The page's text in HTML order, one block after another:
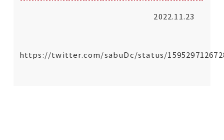
2022.11.23
https://twitter.com/sabuDc/status/